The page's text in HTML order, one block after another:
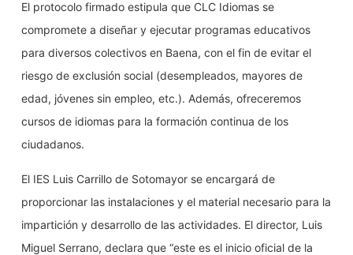
El protocolo firmado estipula que CLC Idiomas se
compromete a diseñar y ejecutar programas educativos
para diversos colectivos en Baena, con el fin de evitar el
riesgo de exclusión social (desempleados, mayores de
edad, jóvenes sin empleo, etc.). Además, ofreceremos
cursos de idiomas para la formación continua de los
ciudadanos.
El IES Luis Carrillo de Sotomayor se encargará de
proporcionar las instalaciones y el material necesario para la
impartición y desarrollo de las actividades. El director, Luis
Miguel Serrano, declara que “este es el inicio oficial de la